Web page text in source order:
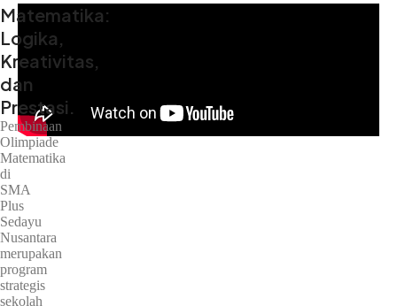
Matematika:
Logika,
Kreativitas,
dan
Prestasi.
Pembinaan
Olimpiade
Matematika
di
SMA
Plus
Sedayu
Nusantara
merupakan
program
strategis
sekolah